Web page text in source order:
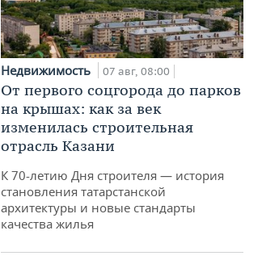
Недвижимость 07 авг, 08:00
От первого соцгорода до парков
на крышах: как за век
изменилась строительная
отрасль Казани
К 70-летию Дня строителя — история
становления татарстанской
архитектуры и новые стандарты
качества жилья